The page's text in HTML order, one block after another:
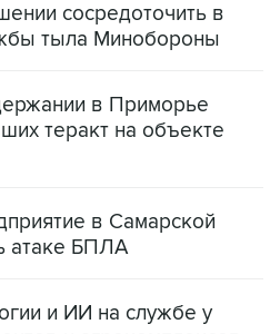
сосредоточить в
тыла Минобороны
в Приморье
теракт на объекте
в Самарской
атаке БПЛА
и ИИ на службе у